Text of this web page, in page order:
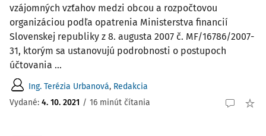
vzájomných vzťahov medzi obcou a rozpočtovou
organizáciou podľa opatrenia Ministerstva financií
Slovenskej republiky z 8. augusta 2007 č. MF/16786/2007-
31, ktorým sa ustanovujú podrobnosti o postupoch
účtovania ...
Ing. Terézia Urbanová, Redakcia
Vydané: 4. 10. 2021 / 16 minút čítania